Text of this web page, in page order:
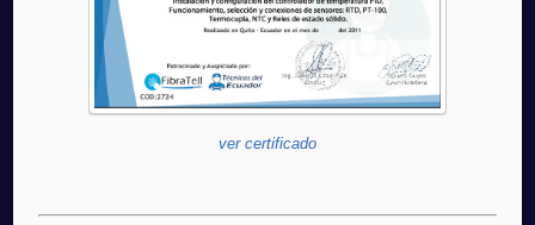
ver certificado